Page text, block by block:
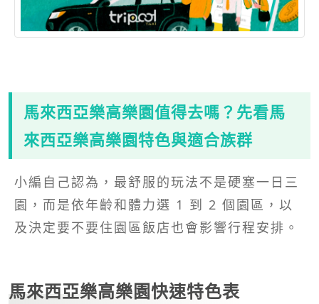
馬來西亞樂高樂園值得去嗎？先看馬
來西亞樂高樂園特色與適合族群
小編自己認為，最舒服的玩法不是硬塞一日三
園，而是依年齡和體力選 1 到 2 個園區，以
及決定要不要住園區飯店也會影響行程安排。
馬來西亞樂高樂園快速特色表